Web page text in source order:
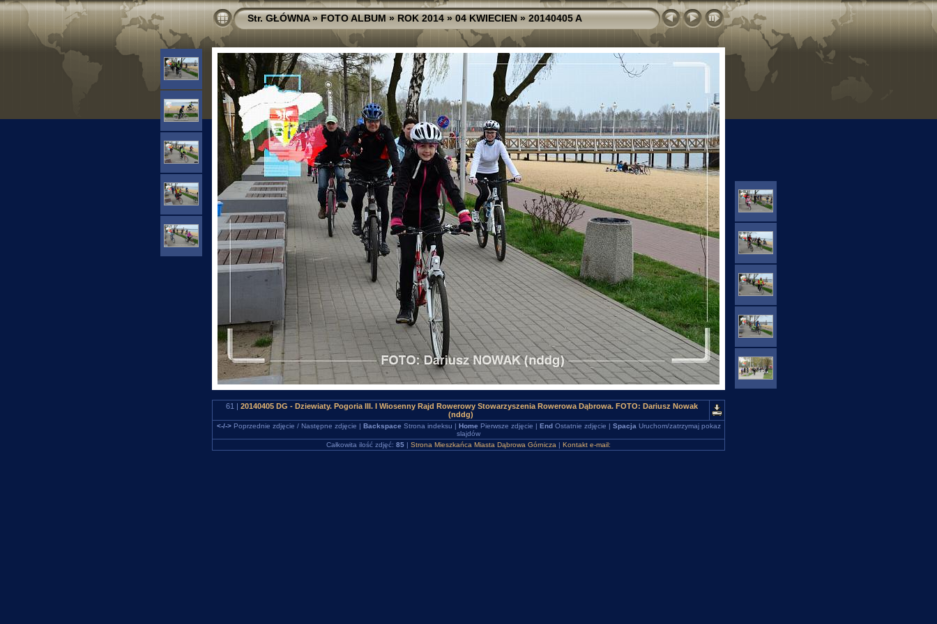
Str. GŁÓWNA»FOTO ALBUM»ROK 2014»04 KWIECIEN»20140405 A
61 | 20140405 DG - Dziewiaty. Pogoria III. I Wiosenny Rajd Rowerowy Stowarzyszenia Rowerowa Dąbrowa. FOTO: Dariusz Nowak
(nddg)
<-/->Poprzednie zdjęcie / Następne zdjęcie | Backspace Strona indeksu | Home Pierwsze zdjęcie | EndOstatnie zdjęcie | Spacja Uruchom/zatrzymaj pokaz
slajdów
Całkowita ilość zdjęć: 85 | Strona Mieszkańca Miasta Dąbrowa Górnicza | Kontakt e-mail: